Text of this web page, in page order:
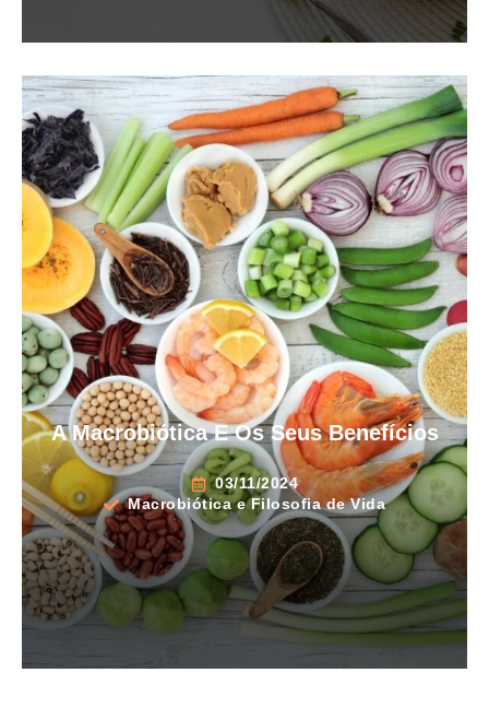
A Macrobiótica E Os Seus Benefícios
03/11/2024
Macrobiótica e Filosofia de Vida